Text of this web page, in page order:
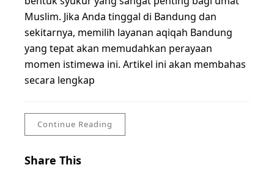
Muslim. Jika Anda tinggal di Bandung dan
sekitarnya, memilih layanan aqiqah Bandung
yang tepat akan memudahkan perayaan
momen istimewa ini. Artikel ini akan membahas
secara lengkap
Continue Reading
Share This